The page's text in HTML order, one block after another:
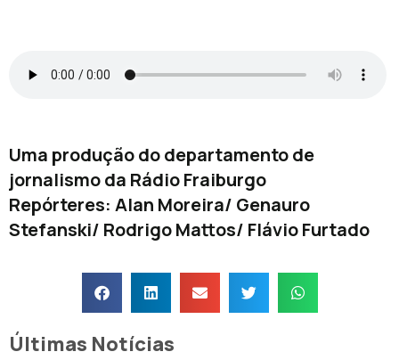
Uma produção do departamento de
jornalismo da Rádio Fraiburgo
Repórteres: Alan Moreira/ Genauro
Stefanski/ Rodrigo Mattos/ Flávio Furtado
Últimas Notícias